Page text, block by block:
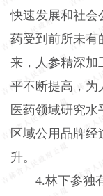
快速发展和社会
药受到前所未有
来，人参精深加
平不断提高，为
医药领域研究水
区域公用品牌
升。
4.林下参独有